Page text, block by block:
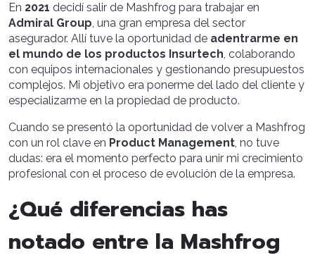
En 2021 decidí salir de Mashfrog para trabajar en
Admiral Group, una gran empresa del sector
asegurador. Allí tuve la oportunidad de adentrarme en
el mundo de los productos Insurtech, colaborando
con equipos internacionales y gestionando presupuestos
complejos. Mi objetivo era ponerme del lado del cliente y
especializarme en la propiedad de producto.
Cuando se presentó la oportunidad de volver a Mashfrog
con un rol clave en Product Management, no tuve
dudas: era el momento perfecto para unir mi crecimiento
profesional con el proceso de evolución de la empresa.
¿Qué diferencias has
notado entre la Mashfrog